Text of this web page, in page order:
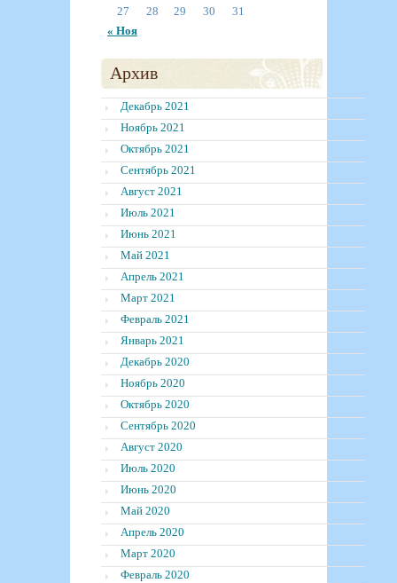
27
28 29 30
31
« Ноя
Архив
Декабрь 2021
Ноябрь 2021
Октябрь 2021
Сентябрь 2021
Август 2021
Июль 2021
Июнь 2021
Май 2021
Апрель 2021
Март 2021
Февраль 2021
Январь 2021
Декабрь 2020
Ноябрь 2020
Октябрь 2020
Сентябрь 2020
Август 2020
Июль 2020
Июнь 2020
Май 2020
Апрель 2020
Март 2020
Февраль 2020